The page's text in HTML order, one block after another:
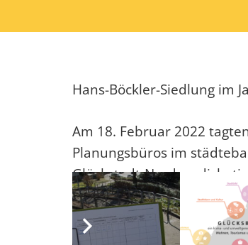
Hans-Böckler-Siedlung im
Am 18. Februar 2022
Planungsbüros im
Glückstadt-Nord zu
Ausstellung vom 4. bis 10.
Wir laden Sie herzlich ein,